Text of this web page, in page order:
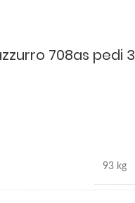
708as pedi 3
93 kg